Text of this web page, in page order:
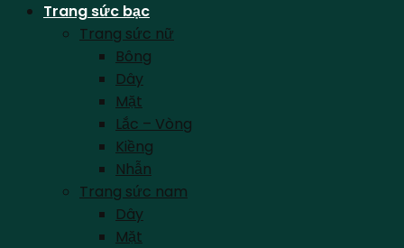
Trang sức bạc
Trang sức nữ
Bông
Dây
Mặt
Lắc – Vòng
Kiềng
Nhẫn
Trang sức nam
Dây
Mặt